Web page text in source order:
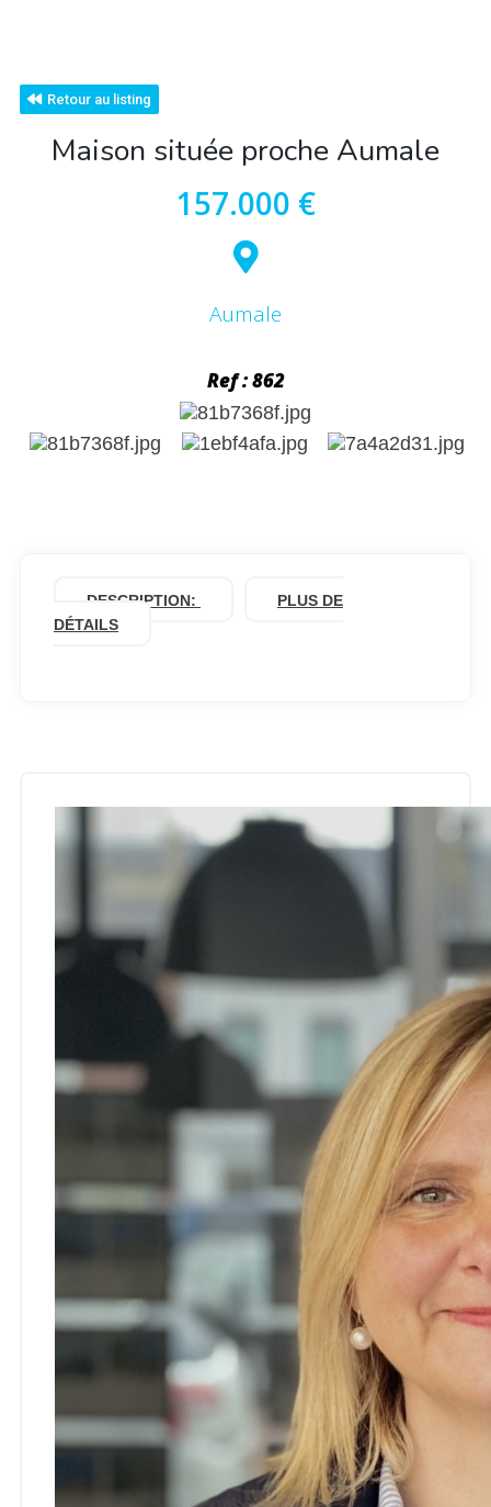
Retour au listing
Maison située proche Aumale
157.000 €
Aumale
Ref : 862
DESCRIPTION:
PLUS DE
DÉTAILS